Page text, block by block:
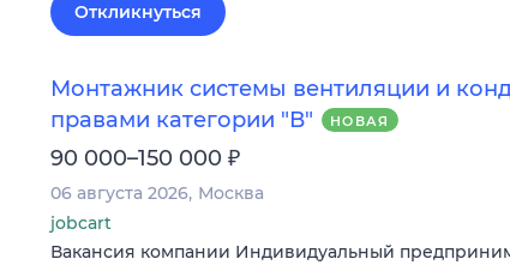
Откликнуться
Монтажник системы вентиляции и
правами категории "В"
НОВАЯ
90 000–150 000 ₽
06 августа 2026 Москва
jobcart
Вакансия компании Индивидуальный